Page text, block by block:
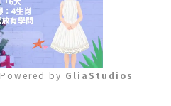
Powered by GliaStudios